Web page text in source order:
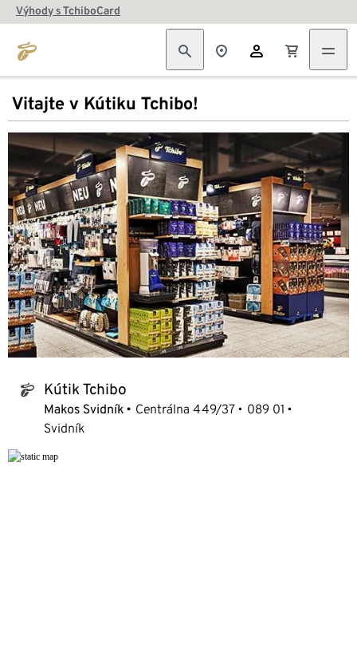
Výhody s TchiboCard
Vitajte v Kútiku Tchibo!
tchibo_logo Kútik Tchibo
Makos Svidník Centrálna 449/37
089 01
Svidník